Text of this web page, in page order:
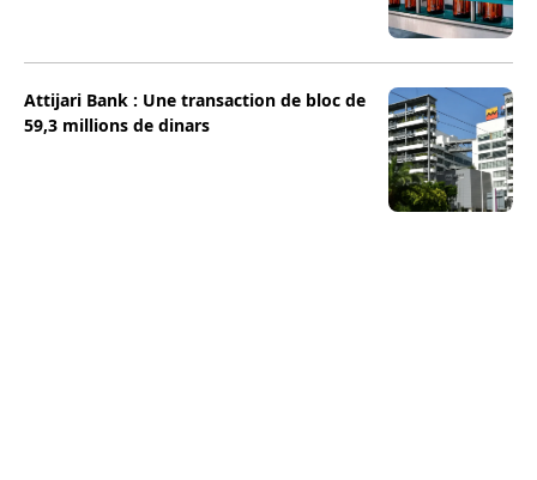
Attijari Bank : Une transaction de bloc de
59,3 millions de dinars